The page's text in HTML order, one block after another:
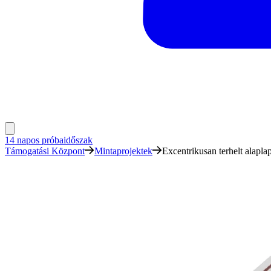
14 napos próbaidőszak
Támogatási Központ
Mintaprojektek Excentrikusan terhelt